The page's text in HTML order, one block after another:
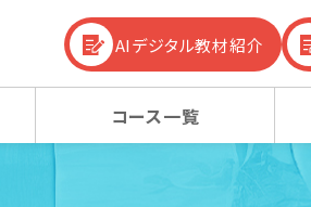
コース一覧
AIデジタル教材紹介